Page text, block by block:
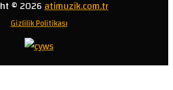
© 2026atimuzik.com.tr
Gizlilik Politikası